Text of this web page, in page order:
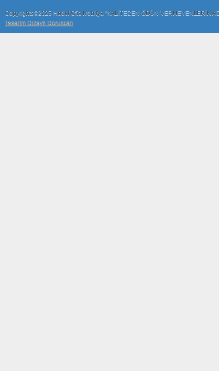
Copyrights©2025 Hedef Ofis Mobilya "KALİTEDEN ÖDÜN VERMEYENLERİN
Tasarım Dizayn Dorukcan